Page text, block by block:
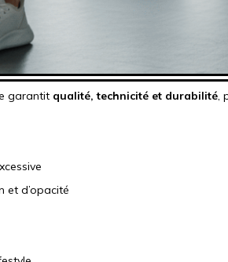
garantit qualité, technicité et durabilité,
et d’opacité